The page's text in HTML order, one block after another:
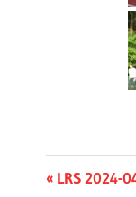
Previous
LRS 2024-